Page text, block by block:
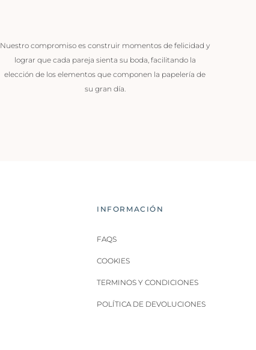
Nuestro compromiso es construir momentos de felicidad y
lograr que cada pareja sienta su boda, facilitando la
elección de los elementos que componen la papelería de
su gran día.
INFORMACIÓN
FAQS
COOKIES
TERMINOS Y CONDICIONES
POLÍTICA DE DEVOLUCIONES